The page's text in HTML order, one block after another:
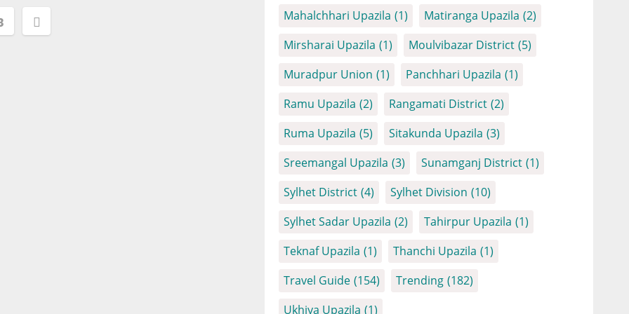
Mahalchhari Upazila (1) Matiranga Upazila (2)
Mirsharai Upazila (1) Moulvibazar District (5)
Muradpur Union (1) Panchhari Upazila (1)
Ramu Upazila (2) Rangamati District (2)
Ruma Upazila (5) Sitakunda Upazila (3)
Sreemangal Upazila (3) Sunamganj District (1)
Sylhet District (4) Sylhet Division (10)
Sylhet Sadar Upazila (2) Tahirpur Upazila (1)
Teknaf Upazila (1) Thanchi Upazila (1)
Travel Guide (154) Trending (182)
Ukhiya Upazila (1)